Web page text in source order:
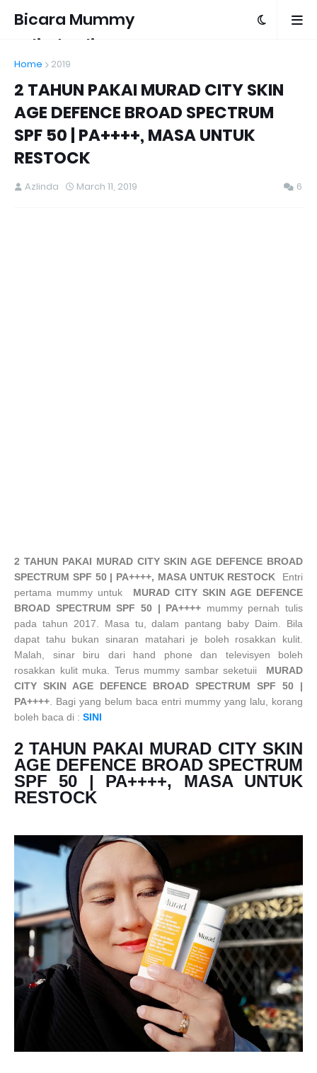
Bicara Mummy
Azlinda Alin
Home 2019
2 TAHUN PAKAI MURAD CITY SKIN
AGE DEFENCE BROAD SPECTRUM
SPF 50 | PA++++, MASA UNTUK
RESTOCK
Azlinda March 11, 2019 6
2 TAHUN PAKAI MURAD CITY SKIN AGE DEFENCE BROAD
SPECTRUM SPF 50 | PA++++, MASA UNTUK RESTOCK Entri
pertama mummy untuk
MURAD CITY SKIN AGE DEFENCE
BROAD SPECTRUM SPF 50 | PA++++ mummy pernah tulis
pada tahun 2017. Masa tu, dalam pantang baby Daim. Bila
dapat tahu bukan sinaran matahari je boleh rosakkan kulit.
Malah, sinar biru dari hand phone dan televisyen boleh
rosakkan kulit muka. Terus mummy sambar seketuii
MURAD
CITY SKIN AGE DEFENCE BROAD SPECTRUM SPF 50 |
PA++++ . Bagi yang belum baca entri mummy yang lalu, korang
boleh baca di : SINI
2 TAHUN PAKAI MURAD CITY SKIN
AGE DEFENCE BROAD SPECTRUM
SPF 50 | PA++++, MASA UNTUK
RESTOCK